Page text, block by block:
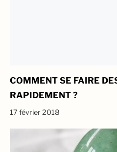
COMMENT SE FAIRE
RAPIDEMENT ?
17 février 2018